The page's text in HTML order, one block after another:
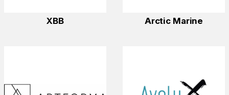
XBB Arctic Marine